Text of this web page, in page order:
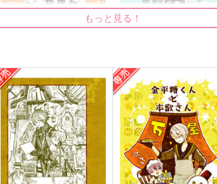
お隣さんご機嫌いかが
いもけんぴ
572円（税込）
HAPPY HAPPENING
いもけんぴ
572円（税込）
堀川国広
もっと見る！